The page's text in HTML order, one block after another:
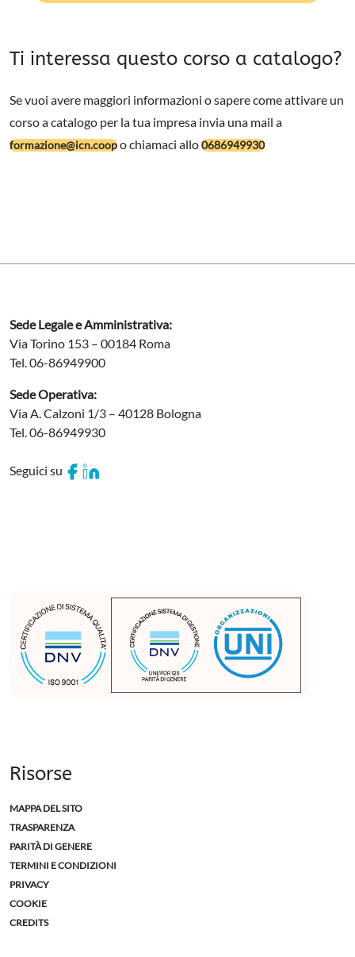
Ti interessa questo corso a catalogo?
Se vuoi avere maggiori informazioni o sapere come attivare un
corso a catalogo per la tua impresa invia una mail a
formazione@icn.coopo chiamaci allo0686949930
Sede Legale e Amministrativa:
Via Torino 153 – 00184 Roma
Tel. 06-86949900
Sede Operativa:
Via A. Calzoni 1/3 – 40128 Bologna
Tel. 06-86949930
Seguici su
Risorse
MAPPA DEL SITO
TRASPARENZA
PARITÀ DI GENERE
TERMINI E CONDIZIONI
PRIVACY
COOKIE
CREDITS